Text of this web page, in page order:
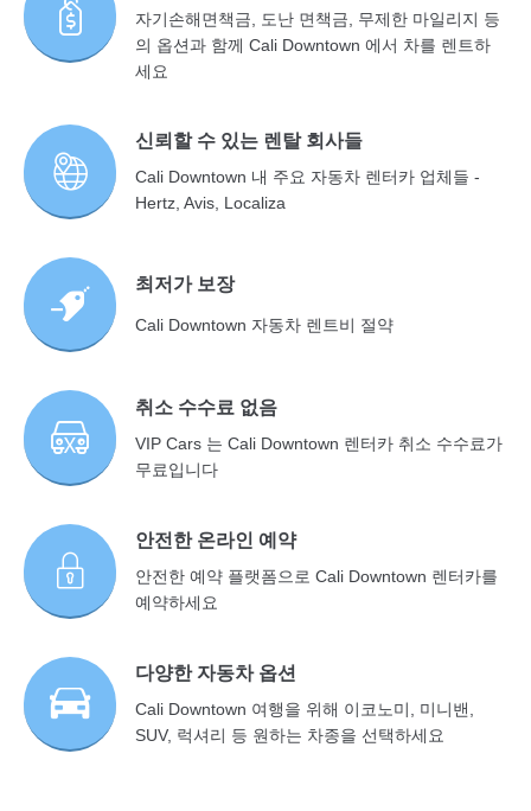
자기손해면책금, 도난 면책금, 무제한 마일리지 등
의 옵션과 함께 Cali Downtown 에서 차를 렌트하
세요
신뢰할 수 있는 렌탈 회사들
Cali Downtown 내 주요 자동차 렌터카 업체들 -
Hertz, Avis, Localiza
최저가 보장
Cali Downtown 자동차 렌트비 절약
취소 수수료 없음
VIP Cars 는 Cali Downtown 렌터카 취소 수수료가
무료입니다
안전한 온라인 예약
안전한 예약 플랫폼으로 Cali Downtown 렌터카를
예약하세요
다양한 자동차 옵션
Cali Downtown 여행을 위해 이코노미, 미니밴,
SUV, 럭셔리 등 원하는 차종을 선택하세요